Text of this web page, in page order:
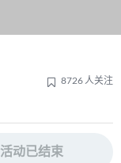
8726 人关注
活动已结束